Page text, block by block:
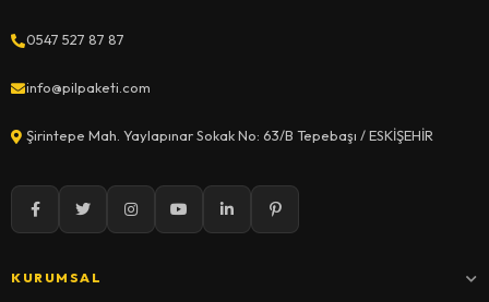
0547 527 87 87
info@pilpaketi.com
Şirintepe Mah. Yaylapınar Sokak No: 63/B Tepebaşı / ESKİŞEHİR
KURUMSAL